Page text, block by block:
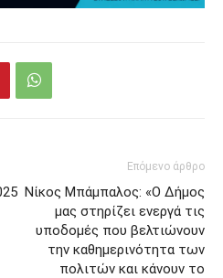
Επόμενο άρθρο
Νίκος Μπάμπαλος: «Ο Δήμος
μας στηρίζει ενεργά τις
υποδομές που βελτιώνουν
την καθημερινότητα των
πολιτών και κάνουν το